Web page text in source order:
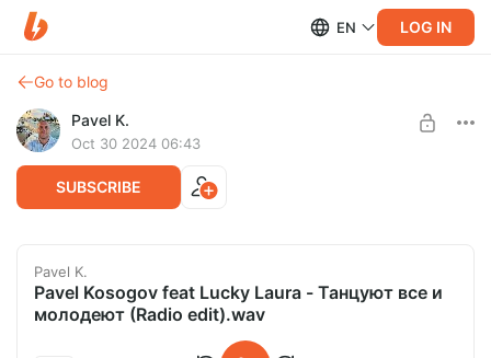
EN LOG IN
Go to blog
Pavel K.
Oct 30 2024 06:43
SUBSCRIBE
Pavel K.
Pavel Kosogov feat Lucky Laura - Танцуют все и
молодеют (Radio edit).wav